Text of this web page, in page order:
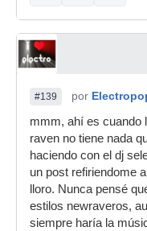
#139 por
mmm, ahí es cuando
raven no tiene nada
haciendo con el dj
un post refiriendome
lloro. Nunca pensé
estilos newraveros,
siempre haría la